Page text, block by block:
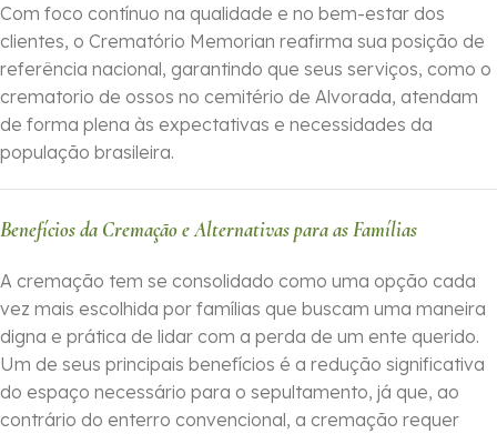
Com foco contínuo na qualidade e no bem-estar dos
clientes, o Crematório Memorian reafirma sua posição de
referência nacional, garantindo que seus serviços, como o
crematorio de ossos no cemitério de Alvorada, atendam
de forma plena às expectativas e necessidades da
população brasileira.
Benefícios da Cremação e Alternativas para as Famílias
A cremação tem se consolidado como uma opção cada
vez mais escolhida por famílias que buscam uma maneira
digna e prática de lidar com a perda de um ente querido.
Um de seus principais benefícios é a redução significativa
do espaço necessário para o sepultamento, já que, ao
contrário do enterro convencional, a cremação requer